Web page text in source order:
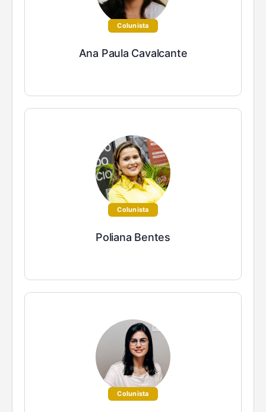
Colunista
Ana Paula Cavalcante
Colunista
Poliana Bentes
Colunista